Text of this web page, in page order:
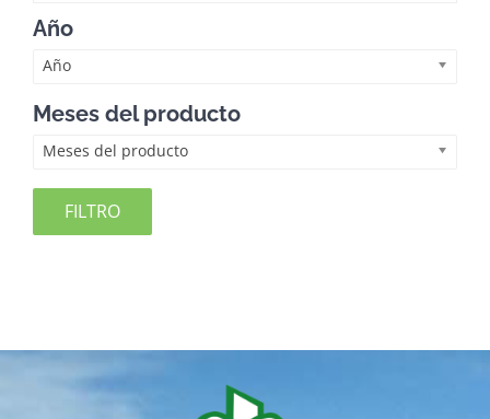
Año
Año
Meses del producto
Meses del producto
FILTRO